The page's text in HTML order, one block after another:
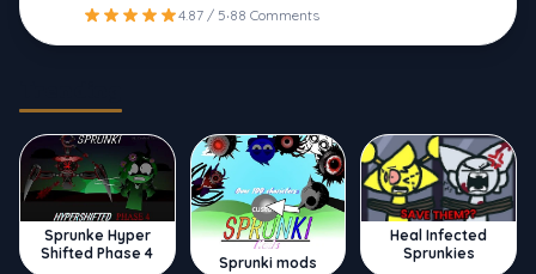
4.87 / 5·88 Comments
Sprunke Hyper
Shifted Phase 4
Sprunki mods
Heal Infected
Sprunkies